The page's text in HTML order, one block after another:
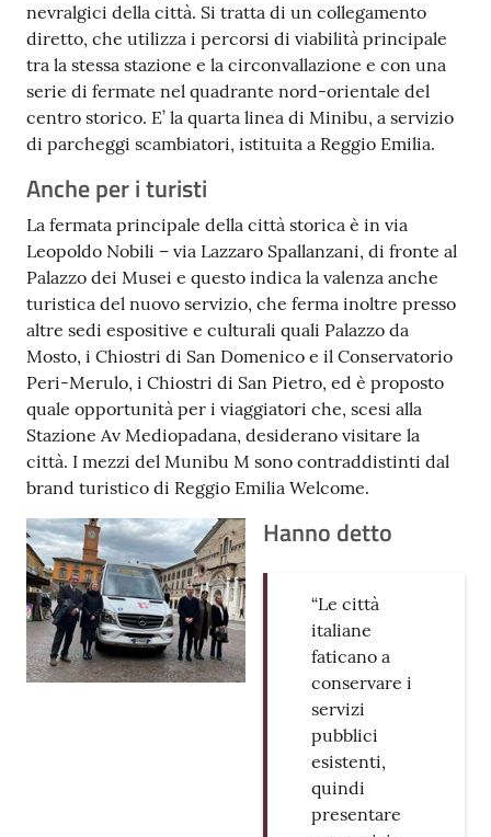
nevralgici della città. Si tratta di un collegamento
diretto, che utilizza i percorsi di viabilità principale
tra la stessa stazione e la circonvallazione e con una
serie di fermate nel quadrante nord-orientale del
centro storico. E’ la quarta linea di Minibu, a servizio
di parcheggi scambiatori, istituita a Reggio Emilia.
Anche per i turisti
La fermata principale della città storica è in via
Leopoldo Nobili – via Lazzaro Spallanzani, di fronte al
Palazzo dei Musei e questo indica la valenza anche
turistica del nuovo servizio, che ferma inoltre presso
altre sedi espositive e culturali quali Palazzo da
Mosto, i Chiostri di San Domenico e il Conservatorio
Peri-Merulo, i Chiostri di San Pietro, ed è proposto
quale opportunità per i viaggiatori che, scesi alla
Stazione Av Mediopadana, desiderano visitare la
città. I mezzi del Munibu M sono contraddistinti dal
brand turistico di Reggio Emilia Welcome.
Hanno detto
“Le città
italiane
faticano a
conservare i
servizi
pubblici
esistenti,
quindi
presentare